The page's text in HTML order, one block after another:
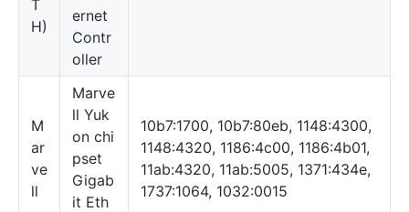
T
H)
ernet
Contr
oller
M
ar
ve
ll
Marve
ll Yuk
on chi
pset
Gigab
it Eth
10b7:1700, 10b7:80eb, 1148:4300,
1148:4320, 1186:4c00, 1186:4b01,
11ab:4320, 11ab:5005, 1371:434e,
1737:1064, 1032:0015